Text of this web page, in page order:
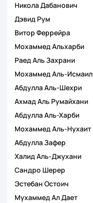
Никола Дабанович
Дэвид Рум
Витор Феррейра
Мохаммед Альхарби
Раед Аль Захрани
Мохаммед Аль-Исмаил
Абдулла Аль-Шехри
Ахмад Аль Румайхани
Абдулла Аль-Харби
Мохаммед Аль-Нухаит
Абдулла Зафер
Халид Аль-Джухани
Сандро Шерер
Эстебан Остоич
Мухаммед Ал Дает